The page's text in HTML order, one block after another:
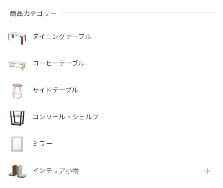
商品カテゴリー
ダイニングテーブル
コーヒーテーブル
サイドテーブル
コンソール・シェルフ
ミラー
インテリア小物